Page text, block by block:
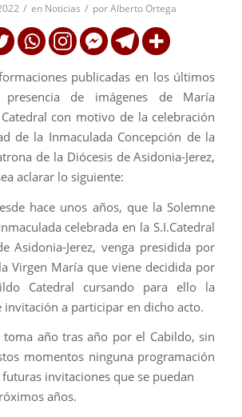
/ en Noticias / porAlberto Ortega
publicadas en los últimos
de imágenes de María
con motivo de la celebración
de la Inmaculada Concepción de la
de la Diócesis de Asidonia-Jerez,
aclarar lo siguiente:
hace unos años, que la Solemne
celebrada en la S.I.Catedral
Asidonia-Jerez, venga presidida por
Virgen María que viene decidida por
Catedral cursando para ello la
invitación a participar en dicho acto.
toma año tras año por el Cabildo, sin
momentos ninguna programación
invitaciones que se puedan
años.